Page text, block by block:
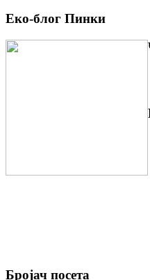
Еко-блог Пинки
Бројач посета